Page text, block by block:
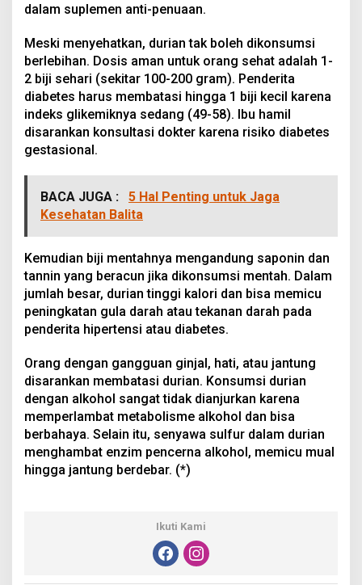
dalam suplemen anti-penuaan.
Meski menyehatkan, durian tak boleh dikonsumsi
berlebihan. Dosis aman untuk orang sehat adalah 1-
2 biji sehari (sekitar 100-200 gram). Penderita
diabetes harus membatasi hingga 1 biji kecil karena
indeks glikemiknya sedang (49-58). Ibu hamil
disarankan konsultasi dokter karena risiko diabetes
gestasional.
BACA JUGA :
5 Hal Penting untuk Jaga
Kesehatan Balita
Kemudian biji mentahnya mengandung saponin dan
tannin yang beracun jika dikonsumsi mentah. Dalam
jumlah besar, durian tinggi kalori dan bisa memicu
peningkatan gula darah atau tekanan darah pada
penderita hipertensi atau diabetes.
Orang dengan gangguan ginjal, hati, atau jantung
disarankan membatasi durian. Konsumsi durian
dengan alkohol sangat tidak dianjurkan karena
memperlambat metabolisme alkohol dan bisa
berbahaya. Selain itu, senyawa sulfur dalam durian
menghambat enzim pencerna alkohol, memicu mual
hingga jantung berdebar. (*)
Ikuti Kami